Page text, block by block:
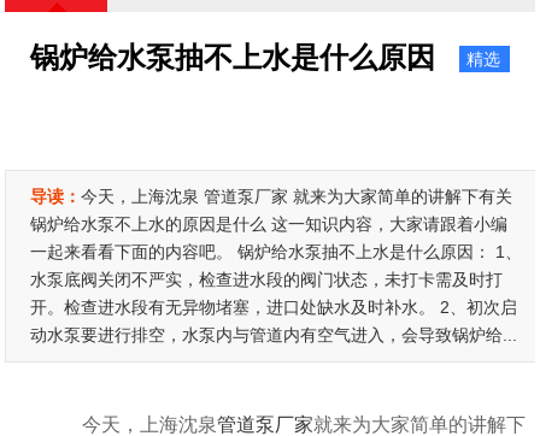
锅炉给水泵抽不上水是什么原因 精选
导读：今天，上海沈泉 管道泵厂家 就来为大家简单的讲解下有关
锅炉给水泵不上水的原因是什么 这一知识内容，大家请跟着小编
一起来看看下面的内容吧。 锅炉给水泵抽不上水是什么原因： 1、
水泵底阀关闭不严实，检查进水段的阀门状态，未打卡需及时打
开。检查进水段有无异物堵塞，进口处缺水及时补水。 2、初次启
动水泵要进行排空，水泵内与管道内有空气进入，会导致锅炉给...
今天，上海沈泉管道泵厂家就来为大家简单的讲解下